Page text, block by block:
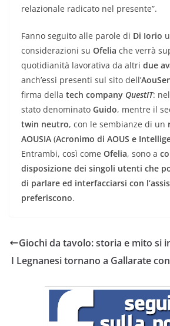
relazionale radicato nel presente”.
Fanno seguito alle parole di Di Iorio
considerazioni su Ofelia che verrà
quotidianità lavorativa da altri due
anch’essi presenti sul sito dell’
firma della tech company QuestIT:
stato denominato Guido, mentre il
twin neutro, con le sembianze di un
AOUSIA (Acronimo di AOUS e
Entrambi, così come Ofelia, sono a
disposizione dei singoli utenti che
di parlare ed interfacciarsi con
preferiscono.
Giochi da tavolo: storia e mito si
I Legnanesi tornano a Gallarate